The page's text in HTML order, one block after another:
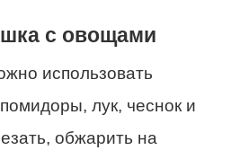
с овощами
использовать
лук, чеснок и
обжарить на